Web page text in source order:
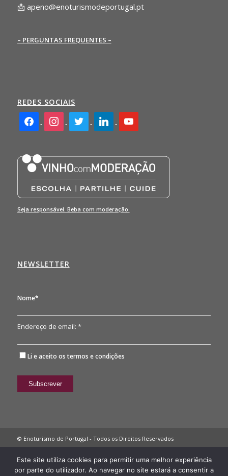
📩 apeno@enoturismodeportugal.pt
– PERGUNTAS FREQUENTES –
REDES SOCIAIS
facebook2instagramtwitter linkedin youtube
Seja responsável. Beba com moderação.
NEWSLETTER
Nome*
Endereço de email: *
Li e aceito os termos e condições
© Enoturismo de Portugal - Todos os Direitos Reservados
Política de Privacidade
Este site utiliza cookies para permitir uma melhor experiência
por parte do utilizador. Ao navegar no site estará a consentir a